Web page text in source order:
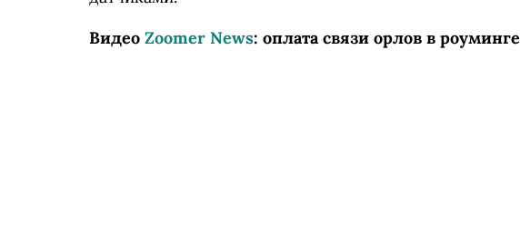
Видео Zoomer News: оплата связи орлов в роуминге